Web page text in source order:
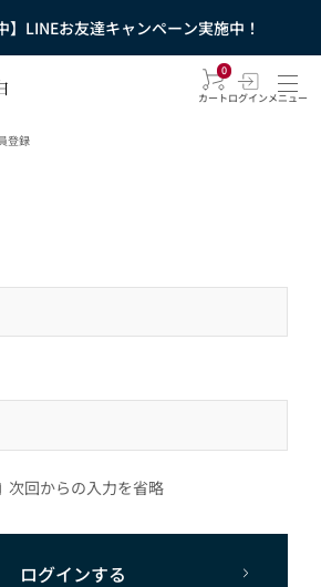
】LINEお友達キャンペーン実施中！
0
カートログインメニュー
登録
次回からの入力を省略
ログインする